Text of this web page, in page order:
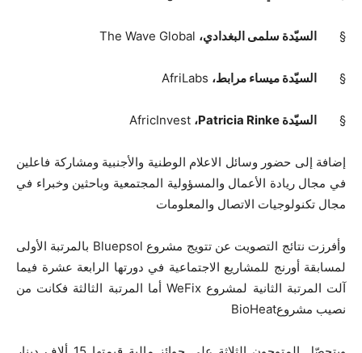
§ السيّدة سلمى البغدادي، The Wave Global
§ السيّدة ميساء مرابط، AfriLabs
§ السيّدة Patricia Rinke، AfricInvest
إضافة إلى حضور وسائل الاعلام الوطنية والأجنبية ومشاركة فاعلين
في مجال ريادة الأعمال والمسؤولية المجتمعية وباحثين وخبراء في
مجال تكنولوجيات الاتصال والمعلومات
وأفرزت نتائج التصويت عن تتويج مشروع Bluepsol بالمرتبة الأولى
لمسابقة أورنج للمشاريع الاجتماعية في دورتها الرابعة عشرة فيما
آلت المرتبة الثانية لمشروع WeFixأما المرتبة الثالثة فكانت من
نصيب مشروعBioHeat